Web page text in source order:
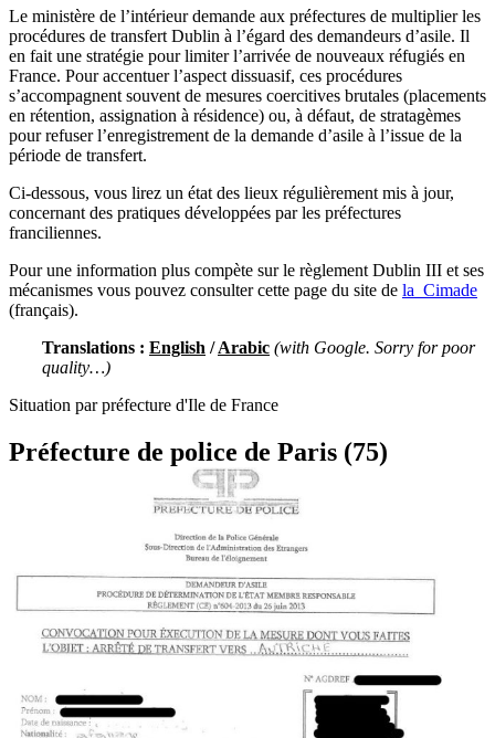
Le ministère de l’intérieur demande aux préfectures de multiplier les
procédures de transfert Dublin à l’égard des demandeurs d’asile. Il
en fait une stratégie pour limiter l’arrivée de nouveaux réfugiés en
France. Pour accentuer l’aspect dissuasif, ces procédures
s’accompagnent souvent de mesures coercitives brutales (placements
en rétention, assignation à résidence) ou, à défaut, de stratagèmes
pour refuser l’enregistrement de la demande d’asile à l’issue de la
période de transfert.
Ci-dessous, vous lirez un état des lieux régulièrement mis à jour,
concernant des pratiques développées par les préfectures
franciliennes.
Pour une information plus compète sur le règlement Dublin III et ses
mécanismes vous pouvez consulter cette page du site de la Cimade
(français).
Translations : English /Arabic (with Google. Sorry for poor
quality…)
Situation par préfecture d'Ile de France
Préfecture de police de Paris (75)